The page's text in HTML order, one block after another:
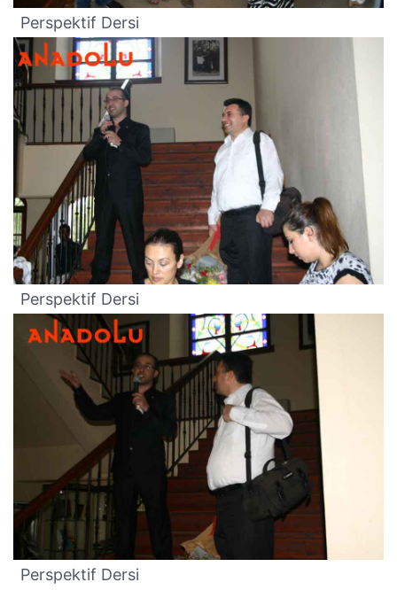
Perspektif Dersi
Perspektif Dersi
Perspektif Dersi